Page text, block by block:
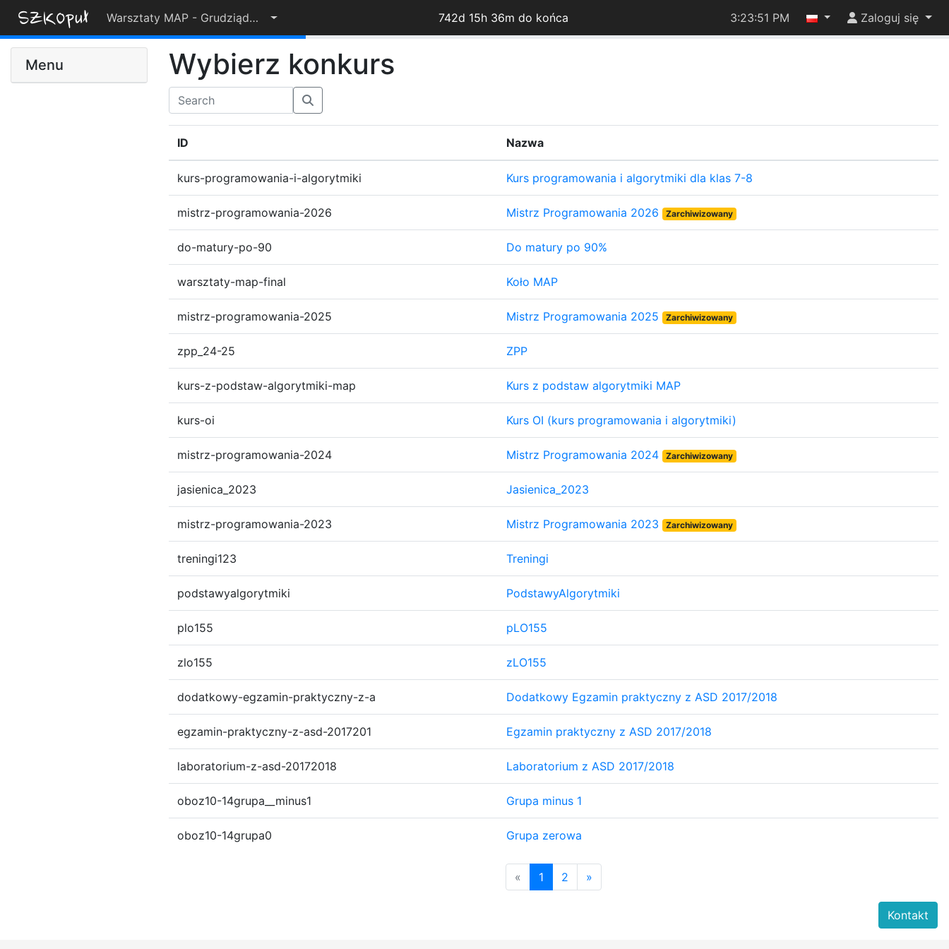
Warsztaty MAP - Grudziądz 2025 742d 15h 36m do końca
32%
3:23:51 PM Zaloguj się
Menu Wybierz konkurs
ID Nazwa
kurs-programowania-i-algorytmiki Kurs programowania i algorytmiki dla klas 7-8
mistrz-programowania-2026 Mistrz Programowania 2026 Zarchiwizowany
do-matury-po-90 Do matury po 90%
warsztaty-map-final Koło MAP
mistrz-programowania-2025 Mistrz Programowania 2025 Zarchiwizowany
zpp_24-25 ZPP
kurs-z-podstaw-algorytmiki-map Kurs z podstaw algorytmiki MAP
kurs-oi Kurs OI (kurs programowania i algorytmiki)
mistrz-programowania-2024 Mistrz Programowania 2024 Zarchiwizowany
jasienica_2023 Jasienica_2023
mistrz-programowania-2023 Mistrz Programowania 2023 Zarchiwizowany
treningi123 Treningi
podstawyalgorytmiki PodstawyAlgorytmiki
plo155 pLO155
zlo155 zLO155
dodatkowy-egzamin-praktyczny-z-a Dodatkowy Egzamin praktyczny z ASD 2017/2018
egzamin-praktyczny-z-asd-2017201 Egzamin praktyczny z ASD 2017/2018
laboratorium-z-asd-20172018 Laboratorium z ASD 2017/2018
oboz10-14grupa__minus1 Grupa minus 1
oboz10-14grupa0 Grupa zerowa
« 1 2 »
Kontakt